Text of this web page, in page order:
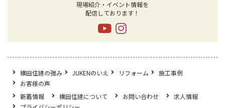
現場紹介・イベント情報を
配信しております！
横田住建の強み JUKENのいえ リフォーム
施工事例
お客様の声
新着情報
横田住建について お問い合わせ
求人情報